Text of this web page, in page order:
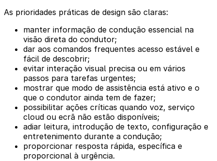
As prioridades práticas de design são claras:
manter informação de condução essencial na
visão direta do condutor;
dar aos comandos frequentes acesso estável e
fácil de descobrir;
evitar interação visual precisa ou em vários
passos para tarefas urgentes;
mostrar que modo de assistência está ativo e o
que o condutor ainda tem de fazer;
possibilitar ações críticas quando voz, serviço
cloud ou ecrã não estão disponíveis;
adiar leitura, introdução de texto, configuração e
entretenimento durante a condução;
proporcionar resposta rápida, específica e
proporcional à urgência.